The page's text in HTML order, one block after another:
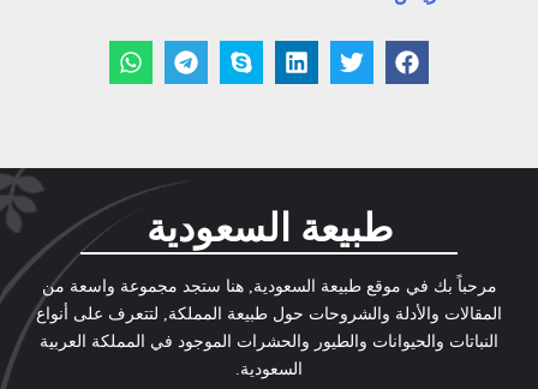
طبيعة السعودية
مرحباً بك في موقع طبيعة السعودية, هنا ستجد مجموعة واسعة من
المقالات والأدلة والشروحات حول طبيعة المملكة, لتتعرف على أنواع
النباتات والحيوانات والطيور والحشرات الموجود في المملكة العربية
السعودية.